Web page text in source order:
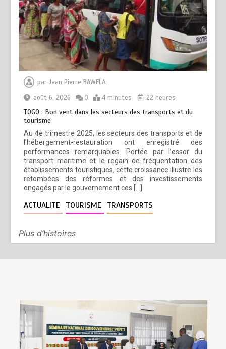
parJean Pierre BAWELA
août 6, 2026
0 4 minutes 22 heures
TOGO : Bon vent dans les secteurs des transports et du
tourisme
Au 4e trimestre 2025, les secteurs des transports et de
l’hébergement-restauration ont enregistré des
performances remarquables. Portée par l’essor du
transport maritime et le regain de fréquentation des
établissements touristiques, cette croissance illustre les
retombées des réformes et des investissements
engagés par le gouvernement ces […]
ACTUALITE TOURISME TRANSPORTS
Plus d’histoires